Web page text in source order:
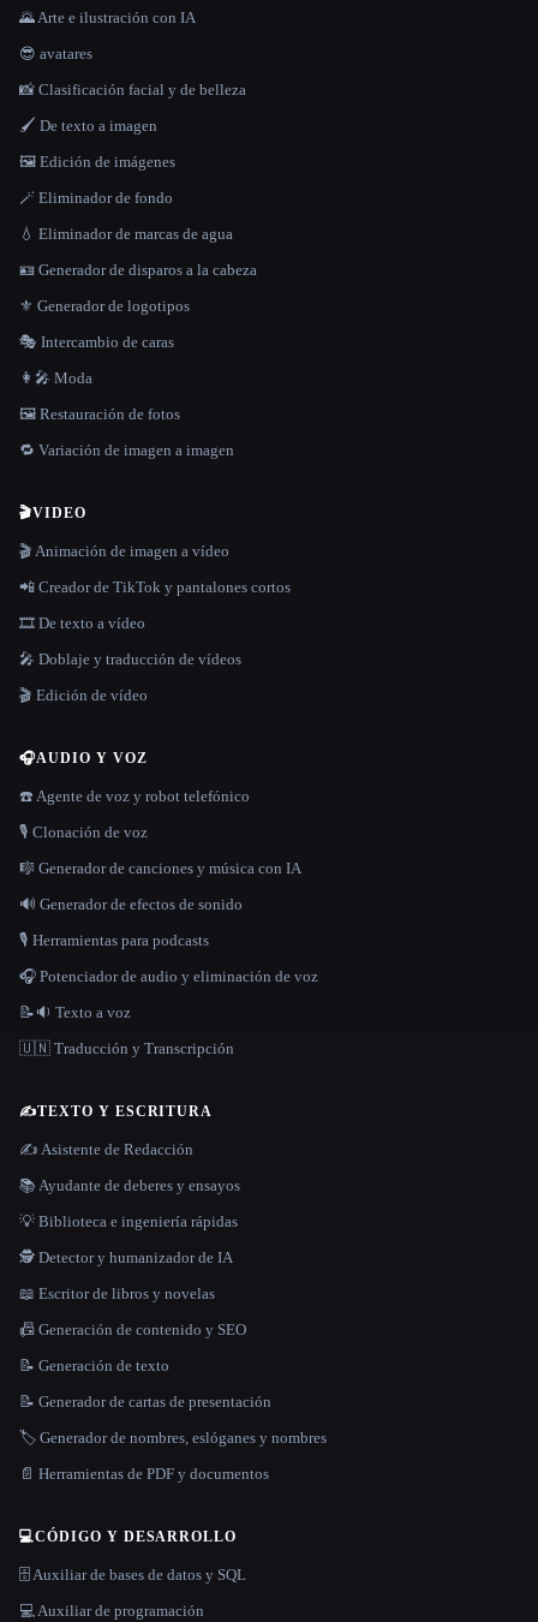
🌄 Arte e ilustración con IA
😎 avatares
📸 Clasificación facial y de belleza
🖌️ De texto a imagen
🖼️ Edición de imágenes
🪄 Eliminador de fondo
💧 Eliminador de marcas de agua
🪪 Generador de disparos a la cabeza
⚜️ Generador de logotipos
🎭 Intercambio de caras
👩‍🎤 Moda
🖼️ Restauración de fotos
🔁 Variación de imagen a imagen
🎬VIDEO
🎬 Animación de imagen a vídeo
📲 Creador de TikTok y pantalones cortos
🎞️ De texto a vídeo
🎤 Doblaje y traducción de vídeos
🎬 Edición de vídeo
🎧AUDIO Y VOZ
☎️ Agente de voz y robot telefónico
🎙️ Clonación de voz
🎼 Generador de canciones y música con IA
🔊 Generador de efectos de sonido
🎙️ Herramientas para podcasts
🎧 Potenciador de audio y eliminación de voz
📝🔉 Texto a voz
🇺🇳 Traducción y Transcripción
✍️TEXTO Y ESCRITURA
✍️ Asistente de Redacción
📚 Ayudante de deberes y ensayos
💡 Biblioteca e ingeniería rápidas
🕵️ Detector y humanizador de IA
📖 Escritor de libros y novelas
📠 Generación de contenido y SEO
📝 Generación de texto
📝 Generador de cartas de presentación
🏷️ Generador de nombres, eslóganes y nombres
📄 Herramientas de PDF y documentos
💻CÓDIGO Y DESARROLLO
🗄️ Auxiliar de bases de datos y SQL
💻 Auxiliar de programación